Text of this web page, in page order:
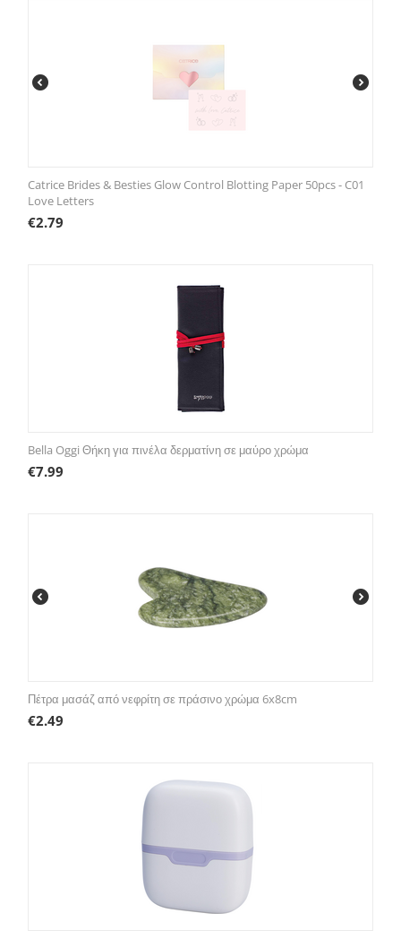
Catrice Brides & Besties Glow Control Blotting Paper 50pcs - C01
Love Letters
€2.79
Bella Oggi Θήκη για πινέλα δερματίνη σε μαύρο χρώμα
€7.99
Πέτρα μασάζ από νεφρίτη σε πράσινο χρώμα 6x8cm
€2.49